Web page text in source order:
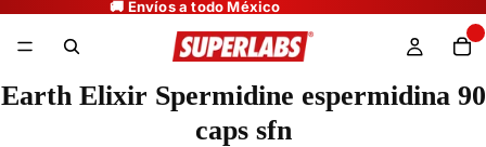
Earth Elixir Spermidine espermidina 90
caps sfn